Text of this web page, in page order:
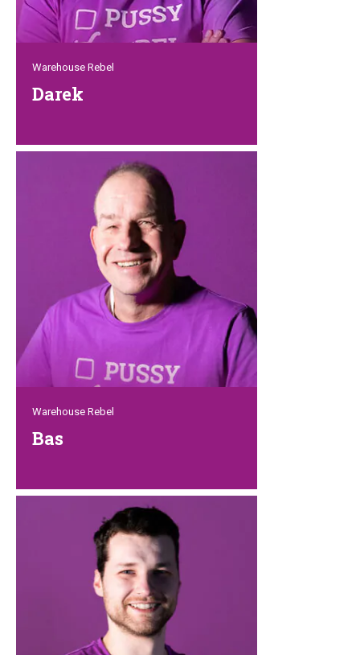
Warehouse Rebel
Darek
Lagerteams. Bestellungen
kommissionieren, Container entladen,
Retouren prüfen und schlechte Witze
machen sind für den starken Rebellen
kein Problem. Für dieses polnische
Arbeitstier ist kein Job zu hart. eine
echte Bereicherung für unser Team!
Warehouse Rebel
Bas
unserem lilafarbenen Lager. Er ist immer
für einen Scherz zu haben, außer wenn
es um die Kommissionierung von
Bestellungen geht (die er sehr ernst
nimmt). Außerdem liebt er Katzen,
manchmal kann man ihn sogar in der
Ferne miauen hören. Dank seiner
Erfahrung kommen alle Pakete sicher an
ihrem Bestimmungsort an!